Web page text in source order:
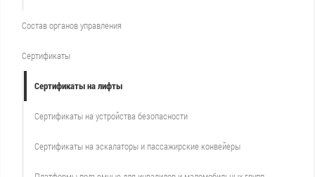
Состав органов управления
Сертификаты
Сертификаты на лифты
Сертификаты на устройства безопасности
Сертификаты на эскалаторы и пассажирские конвейеры